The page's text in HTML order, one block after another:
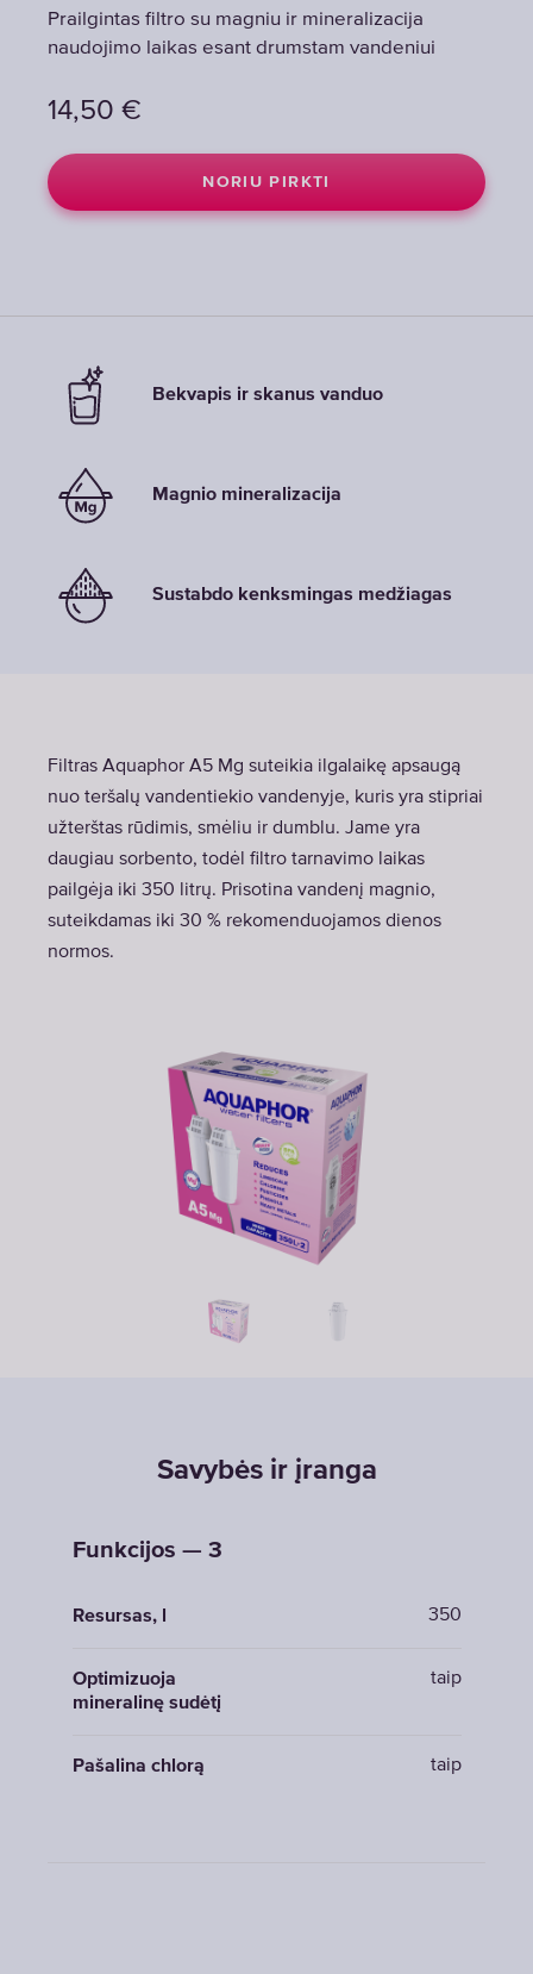
Prailgintas filtro su magniu ir mineralizacija
naudojimo laikas esant drumstam vandeniui
14,50 €
NORIU PIRKTI
Prailgintas filtro su magniu ir mineralizacija
naudojimo laikas esant drumstam vandeniui
14,50 €
NORIU PIRKTI
Bekvapis ir skanus vanduo
Magnio mineralizacija
Sustabdo kenksmingas medžiagas
Filtras Aquaphor A5 Mg suteikia ilgalaikę apsaugą
nuo teršalų vandentiekio vandenyje, kuris yra stipriai
užterštas rūdimis, smėliu ir dumblu. Jame yra
daugiau sorbento, todėl filtro tarnavimo laikas
pailgėja iki 350 litrų. Prisotina vandenį magnio,
suteikdamas iki 30 % rekomenduojamos dienos
normos.
Savybės ir įranga
Funkcijos — 3
Resursas, l 350
Optimizuoja
mineralinę sudėtį
taip
Pašalina chlorą taip